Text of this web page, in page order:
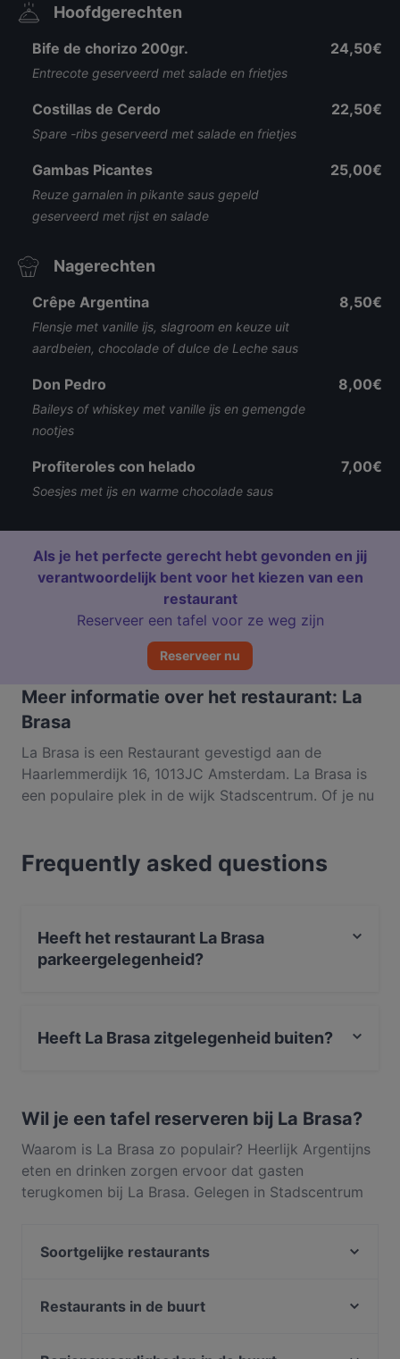
Hoofdgerechten
Bife de chorizo 200gr.
Entrecote geserveerd met salade en frietjes
24,50€
Costillas de Cerdo
Spare -ribs geserveerd met salade en frietjes
22,50€
Gambas Picantes
Reuze garnalen in pikante saus gepeld
geserveerd met rijst en salade
25,00€
Nagerechten
Crêpe Argentina
Flensje met vanille ijs, slagroom en keuze uit
aardbeien, chocolade of dulce de Leche saus
8,50€
Don Pedro
Baileys of whiskey met vanille ijs en gemengde
nootjes
8,00€
Profiteroles con helado
Soesjes met ijs en warme chocolade saus
7,00€
Als je het perfecte gerecht hebt gevonden en jij
verantwoordelijk bent voor het kiezen van een
restaurant
Reserveer een tafel voor ze weg zijn
Reserveer nu
Meer informatie over het restaurant: La
Brasa
La Brasa is een Restaurant gevestigd aan de
Haarlemmerdijk 16, 1013JC Amsterdam. La Brasa is
een populaire plek in de wijk Stadscentrum. Of je nu
Brasa en ervaar authentiek Argentijns eten in
Amsterdam.
Frequently asked questions
Heeft het restaurant La Brasa
parkeergelegenheid?
Heeft La Brasa zitgelegenheid buiten?
Wil je een tafel reserveren bij La Brasa?
Waarom is La Brasa zo populair? Heerlijk Argentijns
eten en drinken zorgen ervoor dat gasten
terugkomen bij La Brasa. Gelegen in Stadscentrum
onderscheidt van andere restaurants in Amsterdam
volgende maaltijd te genieten!
Soortgelijke restaurants
Restaurant Luna
Restaurants in de buurt